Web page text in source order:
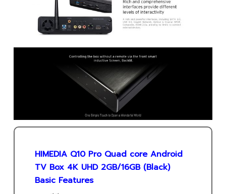
HIMEDIA Q10 Pro Quad core Android
TV Box 4K UHD 2GB/16GB (Black)
Basic Features